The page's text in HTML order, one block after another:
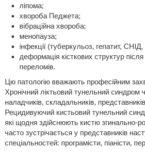
ліпома;
хвороба Педжета;
вібраційна хвороба;
менопауза;
інфекції (туберкульоз, гепатит, СНІД,
деформація кісткових структур
переломів.
Цю патологію вважають професійним
Хронічний ліктьовий тунельний синдром
наладчиків, складальників,
Рецидивуючий кистьовий тунельний
які щодня здійснюють кистю згинально-
часто зустрічається у представників
спеціальностей: програмісти, піаністи,